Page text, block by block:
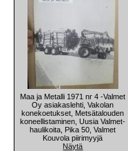
Maa ja Metalli 1971 nr 4 -Valmet
Oy asiakaslehti, Vakolan
konekoetukset, Metsätalouden
koneellistaminen, Uusia Valmet-
haulikoita, Pika 50, Valmet
Kouvola piirimyyjä
Näytä